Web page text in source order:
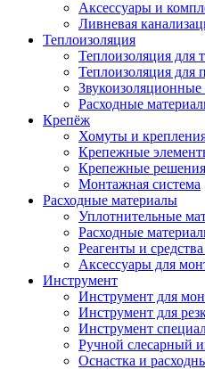
Аксессуары и
Ливневая
Теплоизоляция
Теплоизоляция для
Теплоизоляция для
Расходные
Крепёж
Хомуты и
Крепежные
Крепежные решения
Монтажная система
Расходные материалы
Уплотнительные
Расходные
Реагенты и
Аксессуары для
Инструмент
Инструмент для
Инструмент для
Инструмент
Ручной слесарный
Оснастка и